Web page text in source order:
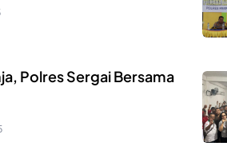
Polres Sergai Bersama